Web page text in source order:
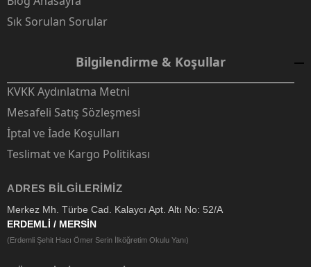
Sık Sorulan Sorular
Bilgilendirme & Koşullar
KVKK Aydınlatma Metni
Mesafeli Satış Sözleşmesi
İptal ve İade Koşulları
Teslimat ve Kargo Politikası
ADRES BILGILERIMIZ
Merkez Mh. Türbe Cad. Kalaycı Apt. Altı No: 52/A
ERDEMLİ / MERSİN
(Erdemli Şehit Hacı Ömer Serin İlköğretim Okulu Yanı)